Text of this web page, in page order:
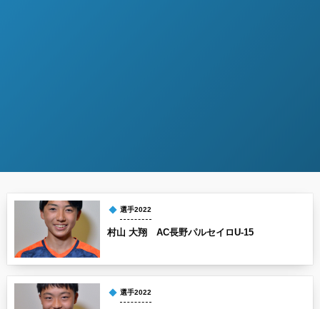
選手2022
村山 大翔 AC長野パルセイロU-15
選手2022